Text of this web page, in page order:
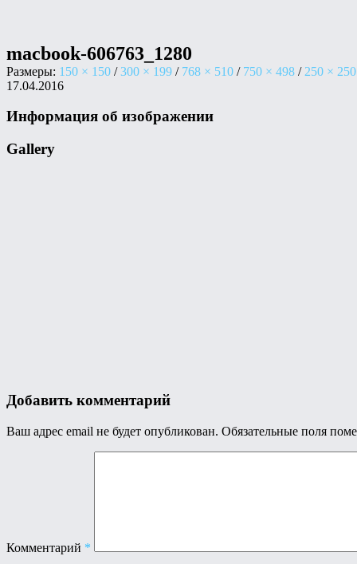
macbook-606763_1280
Размеры: 150 × 150 / 300 × 199 / 768 × 510 / 750 × 498 / 250 × 250
17.04.2016
Информация об изображении
Gallery
Добавить комментарий
Ваш адрес email не будет опубликован. Обязательные поля
Комментарий *